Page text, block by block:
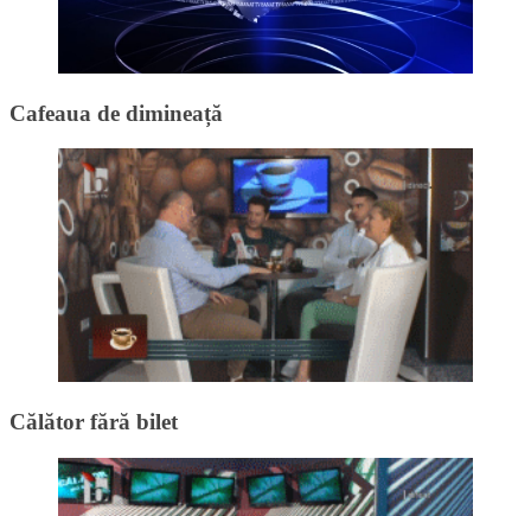
Cafeaua de dimineață
Călător fără bilet